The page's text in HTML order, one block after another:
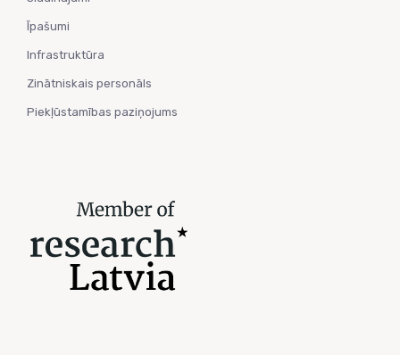
Īpašumi
Infrastruktūra
Zinātniskais personāls
Piekļūstamības paziņojums